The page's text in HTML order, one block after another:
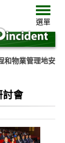
選
單
選單
和物業管理地安
討會